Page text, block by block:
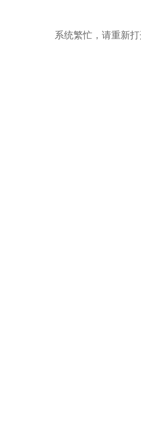
系统繁忙，请重新